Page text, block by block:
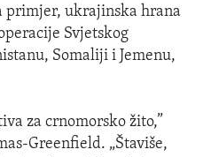
primjer, ukrajinska hrana
Svjetskog
Somaliji i Jemenu,
za crnomorsko žito,”
Greenfield. „Štaviše,